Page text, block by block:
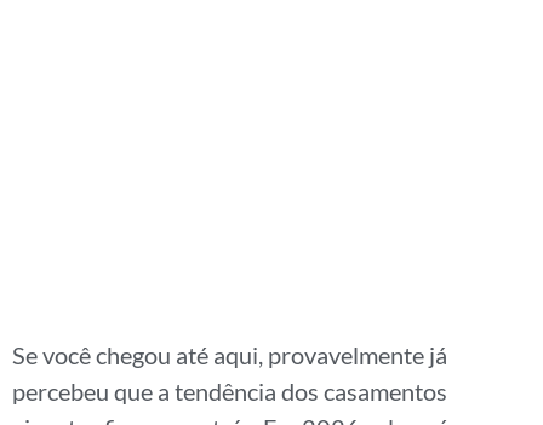
Se você chegou até aqui, provavelmente já
percebeu que a tendência dos casamentos